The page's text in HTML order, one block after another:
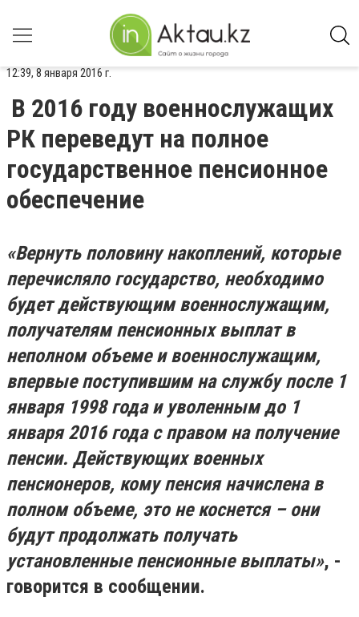
12:39, 8 января 2016 г.
В 2016 году военнослужащих
РК переведут на полное
государственное пенсионное
обеспечение
«Вернуть половину накоплений, которые
перечисляло государство, необходимо
будет действующим военнослужащим,
получателям пенсионных выплат в
неполном объеме и военнослужащим,
впервые поступившим на службу после 1
января 1998 года и уволенным до 1
января 2016 года с правом на получение
пенсии. Действующих военных
пенсионеров, кому пенсия начислена в
полном объеме, это не коснется – они
будут продолжать получать
установленные пенсионные выплаты», -
говорится в сообщении.